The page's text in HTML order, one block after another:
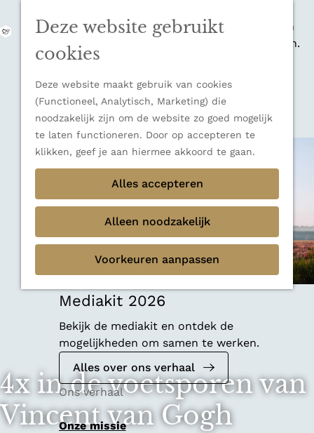
Deze website gebruikt
cookies
Deze website maakt gebruik van cookies
(Functioneel, Analytisch, Marketing) die
noodzakelijk zijn om de website zo goed mogelijk
te laten functioneren. Door op accepteren te
klikken, geef je aan hiermee akkoord te gaan.
Alles accepteren
Alleen noodzakelijk
Voorkeuren aanpassen
M
e
n
u
veelzijdige bestemming voor wie houdt van
natuur, rust en adembenemende uitzichten.
Ontdek alle bestemmingen
Sluiten
Thema's
Verborgen parels
Terug
Ons verhaal
Mediakit 2026
Bekijk de mediakit en ontdek de
mogelijkheden om samen te werken.
Alles over ons verhaal
Ons verhaal
Onze missie
4x in de voetsporen van
Vincent van Gogh